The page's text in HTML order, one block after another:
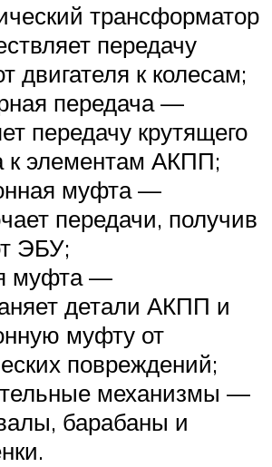
трансформатор
передачу
двигателя к колесам;
передача —
передачу крутящего
к элементам АКПП;
муфта —
передачи, получив
ЭБУ;
муфта —
детали АКПП и
муфту от
повреждений;
механизмы —
барабаны и